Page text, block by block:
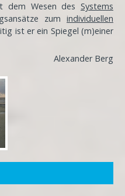
dem Wesen des Systems
zum individuellen
ist er ein Spiegel (m)einer
Alexander Berg